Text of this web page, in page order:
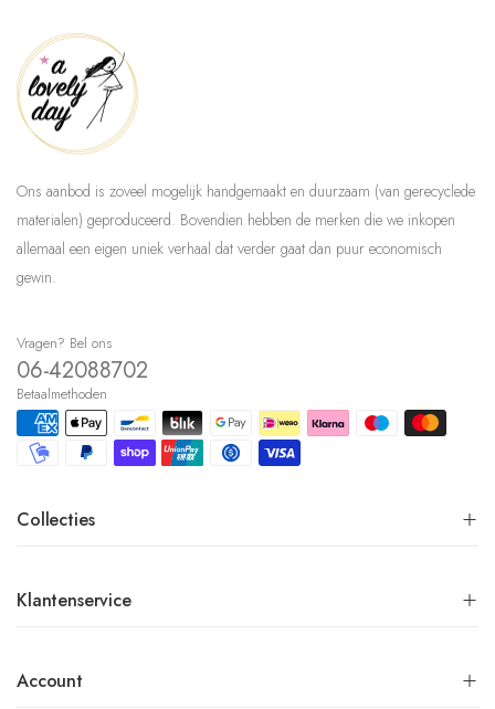
Ons aanbod is zoveel mogelijk handgemaakt en duurzaam (van gerecyclede
materialen) geproduceerd. Bovendien hebben de merken die we inkopen
allemaal een eigen uniek verhaal dat verder gaat dan puur economisch
gewin.
Vragen? Bel ons
06-42088702
Betaalmethoden
Collecties
Klantenservice
Account